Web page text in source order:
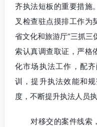
齐执法短板的重要措施
叉检查驻点摸排工作为
省文化和旅游厅“三抓三
索认真调查取证，严格
化市场执法工作，配
训，提升执法效能和
度，不断提升执法人员执
对移交的案件线索